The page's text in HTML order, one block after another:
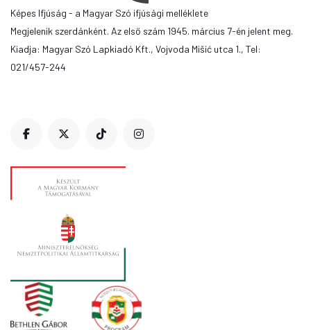
Képes Ifjúság - a Magyar Szó ifjúsági melléklete
Megjelenik szerdánként. Az első szám 1945. március 7-én jelent meg.
Kiadja: Magyar Szó Lapkiadó Kft., Vojvoda Mišić utca 1., Tel:
021/457-244